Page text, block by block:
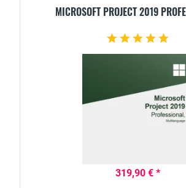
MICROSOFT PROJECT 2019
319,90 € *